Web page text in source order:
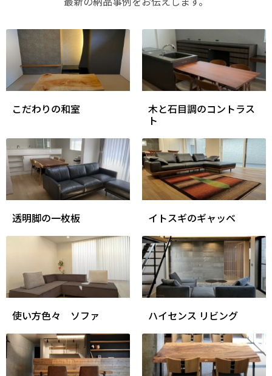
こだわりの和室 木と石目調のコントラス
ト
透明脚の一枚板 イトスギのギャッベ
使い方色々 ソファ ハイセンス リビング